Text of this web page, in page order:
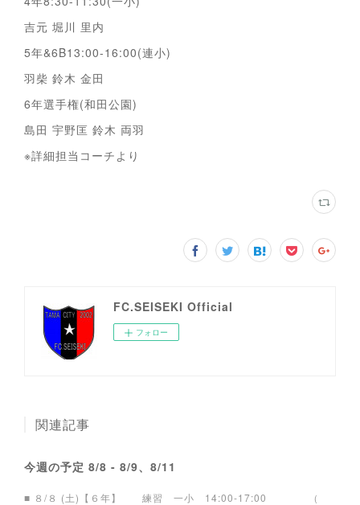
吉元 堀川 里内
5年&6B13:00-16:00(連小)
羽柴 鈴木 金田
6年選手権(和田公園)
島田 宇野匡 鈴木 両羽
※詳細担当コーチより
FC.SEISEKI Official
フォロー
関連記事
今週の予定 8/8 - 8/9、8/11
■ ８/８ (土)【６年】 練習 一小 14:00-17:00 （